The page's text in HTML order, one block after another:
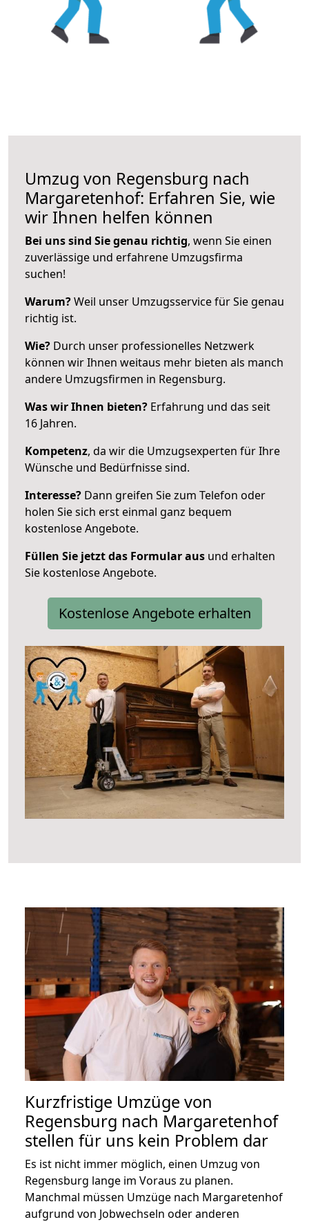
Umzug von Regensburg nach
Margaretenhof: Erfahren Sie, wie
wir Ihnen helfen können
Bei uns sind Sie genau richtig, wenn Sie einen
zuverlässige und erfahrene Umzugsfirma
suchen!
Warum?Weil unser Umzugsservice für Sie genau
richtig ist.
Wie? Durch unser professionelles Netzwerk
können wir Ihnen weitaus mehr bieten als manch
andere Umzugsfirmen in Regensburg.
Was wir Ihnen bieten? Erfahrung und das seit
16 Jahren.
Kompetenz, da wir die Umzugsexperten für Ihre
Wünsche und Bedürfnisse sind.
Interesse? Dann greifen Sie zum Telefon oder
holen Sie sich erst einmal ganz bequem
kostenlose Angebote.
Füllen Sie jetzt das Formular aus und erhalten
Sie kostenlose Angebote.
Kostenlose Angebote erhalten
Kurzfristige Umzüge von
Regensburg nach Margaretenhof
stellen für uns kein Problem dar
Es ist nicht immer möglich, einen Umzug von
Regensburg lange im Voraus zu planen.
Manchmal müssen Umzüge nach Margaretenhof
aufgrund von Jobwechseln oder anderen